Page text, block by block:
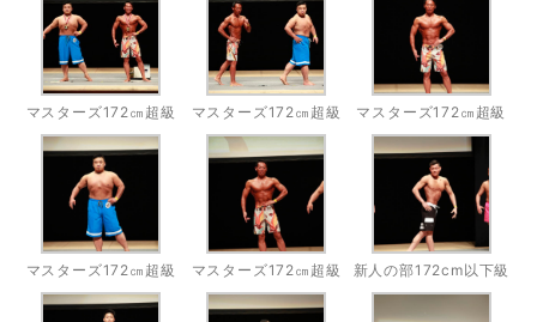
マスターズ172㎝超級 マスターズ172㎝超級 マスターズ172㎝超級
マスターズ172㎝超級 マスターズ172㎝超級 新人の部172cm以下級